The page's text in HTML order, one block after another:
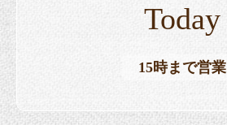
Today
15時まで営業